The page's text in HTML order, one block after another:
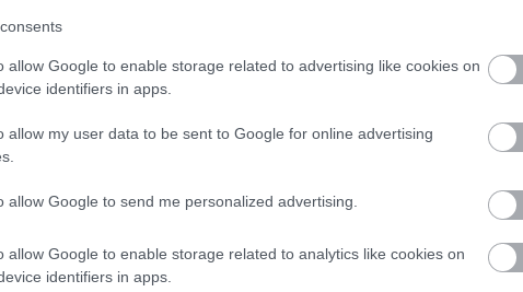
allow Google to enable storage related to advertising like cookies on
identifiers in apps.
allow my user data to be sent to Google for online advertising
allow Google to send me personalized advertising.
allow Google to enable storage related to analytics like cookies on
identifiers in apps.
socialne psihologije na Univerzi v Ljubljani, je priznana
poljudnih prispevkov. V svojih novejših študijah raziskuje
Sotošek